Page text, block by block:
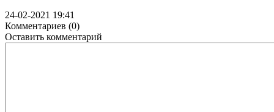
24-02-2021 19:41
Комментариев (0)
Оставить комментарий